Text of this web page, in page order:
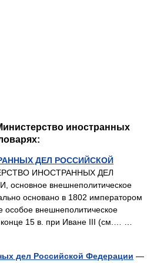
иностранных
ДЕЛ РОССИЙСКОЙ
ИНОСТРАННЫХ ДЕЛ
внешнеполитическое
основано в 1802 императором
внешнеполитическое
конце 15 в. при Иване III (см.… …
дел Российской Федерации —